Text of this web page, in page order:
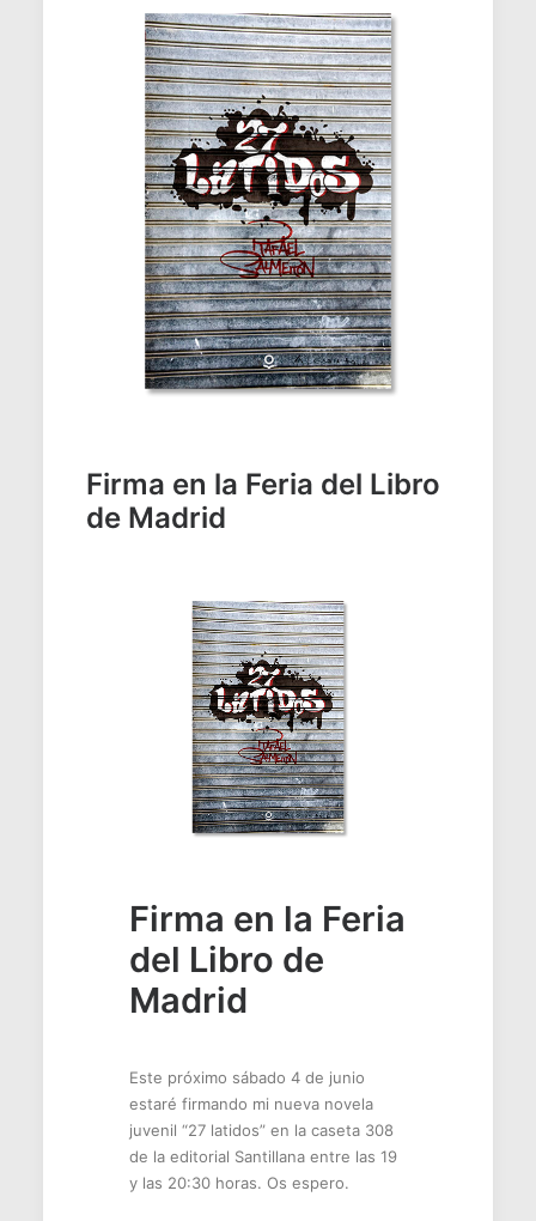
Firma en la Feria del Libro
de Madrid
Firma en la Feria
del Libro de
Madrid
Este próximo sábado 4 de junio
estaré firmando mi nueva novela
juvenil “27 latidos” en la caseta 308
de la editorial Santillana entre las 19
y las 20:30 horas. Os espero.